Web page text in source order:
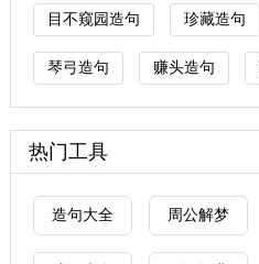
目不窥园造句 珍藏造句
琴弓造句 赚头造句
热门工具
造句大全 周公解梦